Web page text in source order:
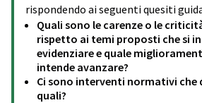
rispondendo ai seguenti quesiti
Quali sono le carenze o le
rispetto ai temi proposti che si
evidenziare e quale
intende avanzare?
Ci sono interventi normativi che
quali?